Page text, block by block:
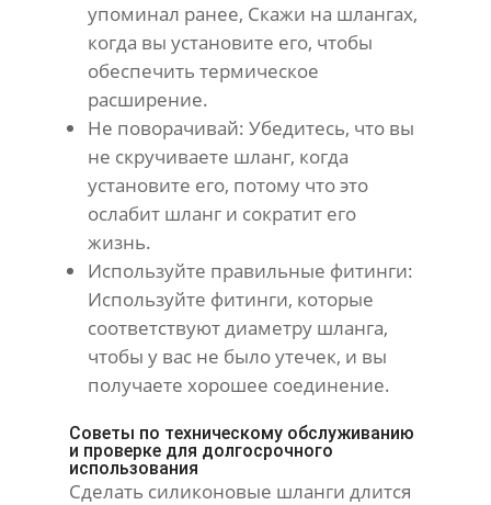
упоминал ранее, Скажи на шлангах,
когда вы установите его, чтобы
обеспечить термическое
расширение.
Не поворачивай: Убедитесь, что вы
не скручиваете шланг, когда
установите его, потому что это
ослабит шланг и сократит его
жизнь.
Используйте правильные фитинги:
Используйте фитинги, которые
соответствуют диаметру шланга,
чтобы у вас не было утечек, и вы
получаете хорошее соединение.
Советы по техническому обслуживанию
и проверке для долгосрочного
использования
Сделать силиконовые шланги длится